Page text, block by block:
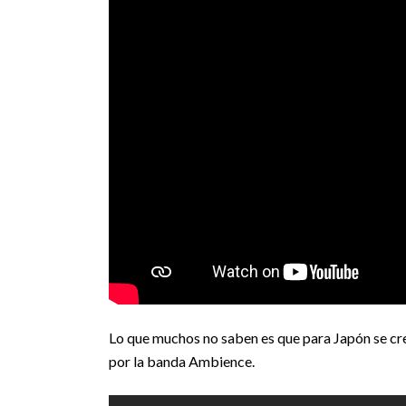
Lo que muchos no saben es que para Japón se
por la banda Ambience.